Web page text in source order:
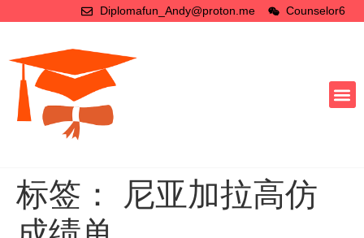
Diplomafun_Andy@proton.me Counselor6
标签：
尼亚加拉高仿